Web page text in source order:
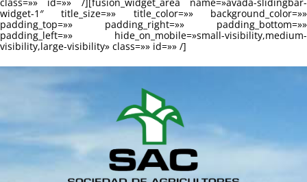
class=»» id=»» /][fusion_widget_area name=»avada-slidingbar-
widget-1″ title_size=»» title_color=»» background_color=»»
padding_top=»» padding_right=»» padding_bottom=»»
padding_left=»» hide_on_mobile=»small-visibility,medium-
visibility,large-visibility» class=»» id=»» /]